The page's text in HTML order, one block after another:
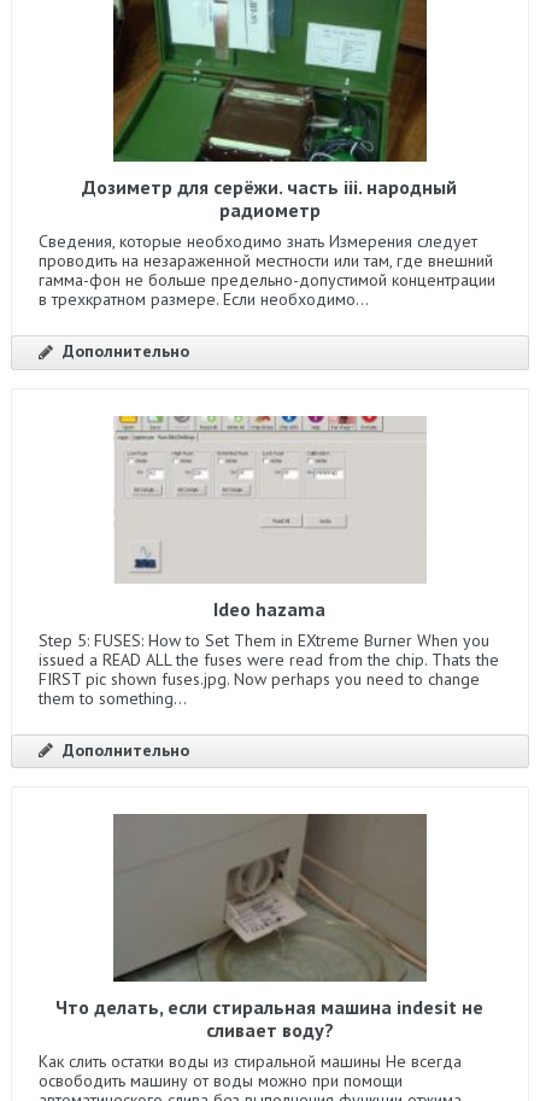
Дозиметр для серёжи. часть iii. народный
радиометр
Сведения, которые необходимо знать Измерения следует
проводить на незараженной местности или там, где внешний
гамма-фон не больше предельно-допустимой концентрации
в трехкратном размере. Если необходимо...
Дополнительно
Ideo hazama
Step 5: FUSES: How to Set Them in EXtreme Burner When you
issued a READ ALL the fuses were read from the chip. Thats the
FIRST pic shown fuses.jpg. Now perhaps you need to change
them to something...
Дополнительно
Что делать, если стиральная машина indesit не
сливает воду?
Как слить остатки воды из стиральной машины Не всегда
освободить машину от воды можно при помощи